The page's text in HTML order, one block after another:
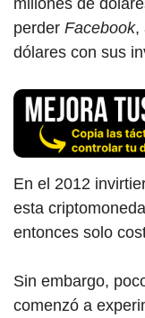
millones de
perder Facebook,
dólares con sus
En el 2012
esta
entonces solo
Sin embargo,
comenzó a